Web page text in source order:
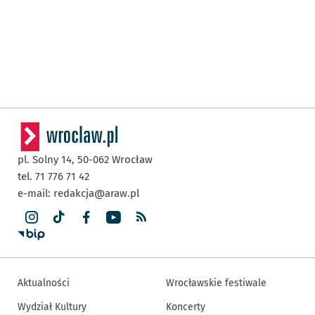
pl. Solny 14, 50-062 Wrocław
tel. 71 776 71 42
e-mail: redakcja@araw.pl
Aktualności
Wydział Kultury
Wrocławskie festiwale
Koncerty